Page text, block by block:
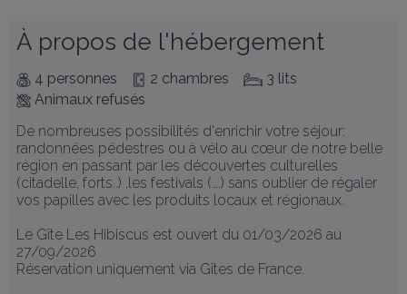
À propos de l'hébergement
4 personnes 2 chambres
3 lits
Animaux refusés
De nombreuses possibilités d'enrichir votre séjour:
randonnées pédestres ou à vélo au cœur de notre belle
région en passant par les découvertes culturelles
(citadelle, forts..) ,les festivals (….) sans oublier de régaler
vos papilles avec les produits locaux et régionaux.
Le Gîte Les Hibiscus est ouvert du 01/03/2026 au
27/09/2026
Réservation uniquement via Gîtes de France.